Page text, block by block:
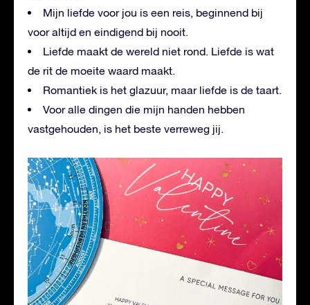
Mijn liefde voor jou is een reis, beginnend bij
voor altijd en eindigend bij nooit.
Liefde maakt de wereld niet rond. Liefde is wat
de rit de moeite waard maakt.
Romantiek is het glazuur, maar liefde is de taart.
Voor alle dingen die mijn handen hebben
vastgehouden, is het beste verreweg jij.